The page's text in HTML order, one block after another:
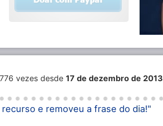
vezes desde 17 de dezembro de 2013
e removeu a frase do dia!"